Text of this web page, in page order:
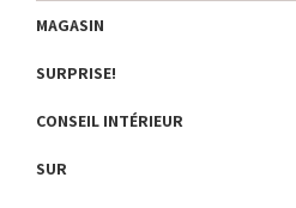
MAGASIN
SURPRISE!
CONSEIL INTÉRIEUR
SUR